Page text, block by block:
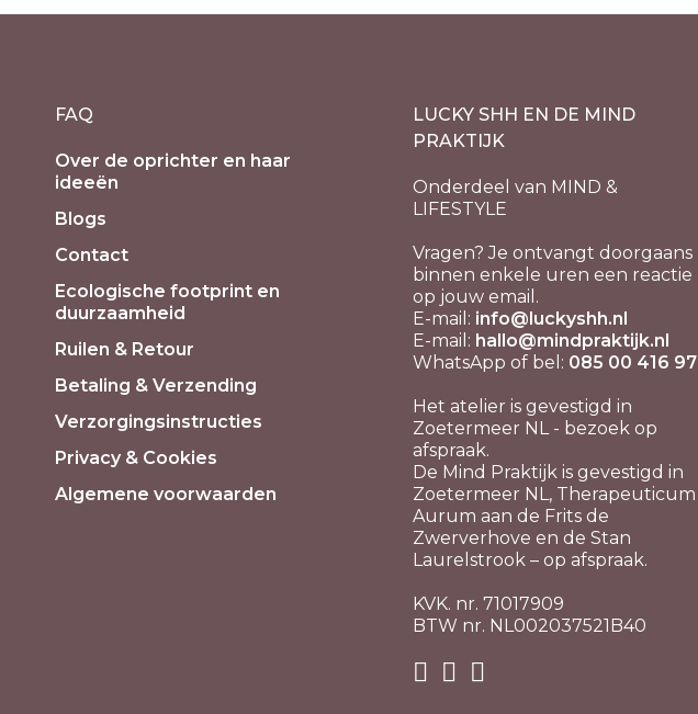
FAQ
Over de oprichter en haar
ideeën
Blogs
Contact
Ecologische footprint en
duurzaamheid
Ruilen & Retour
Betaling & Verzending
Verzorgingsinstructies
Privacy & Cookies
Algemene voorwaarden
LUCKY SHH EN DE MIND
PRAKTIJK
Onderdeel van MIND &
LIFESTYLE
Vragen? Je ontvangt doorgaans
binnen enkele uren een reactie
op jouw email.
E-mail: info@luckyshh.nl
E-mail: hallo@mindpraktijk.nl
WhatsApp of bel: 085 00 416 97
Het atelier is gevestigd in
Zoetermeer NL - bezoek op
afspraak.
De Mind Praktijk is gevestigd in
Zoetermeer NL, Therapeuticum
Aurum aan de Frits de
Zwerverhove en de Stan
Laurelstrook – op afspraak.
KVK. nr. 71017909
BTW nr. NL002037521B40